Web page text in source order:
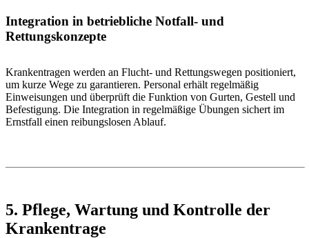
Integration in betriebliche Notfall- und
Rettungskonzepte
Krankentragen werden an Flucht- und Rettungswegen positioniert,
um kurze Wege zu garantieren. Personal erhält regelmäßig
Einweisungen und überprüft die Funktion von Gurten, Gestell und
Befestigung. Die Integration in regelmäßige Übungen sichert im
Ernstfall einen reibungslosen Ablauf.
5. Pflege, Wartung und Kontrolle der
Krankentrage